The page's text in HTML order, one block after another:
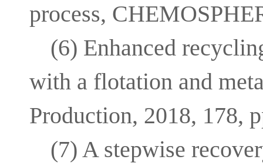
process,
(6) Enhanced
with a flotation and
Production, 2018, 178,
(7) A stepwise